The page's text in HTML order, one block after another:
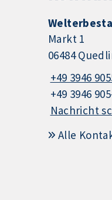
Markt 1
06484
+49 3946
+49 3946
Nachricht
Alle